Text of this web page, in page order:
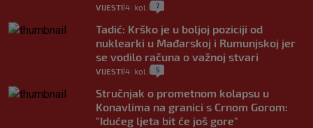
VIJESTI 4. kol. 7
Tadić: Krško je u boljoj poziciji od
nuklearki u Mađarskoj i Rumunjskoj jer
se vodilo računa o važnoj stvari
VIJESTI 4. kol. 5
Stručnjak o prometnom kolapsu u
Konavlima na granici s Crnom Gorom:
"Idućeg ljeta bit će još gore"